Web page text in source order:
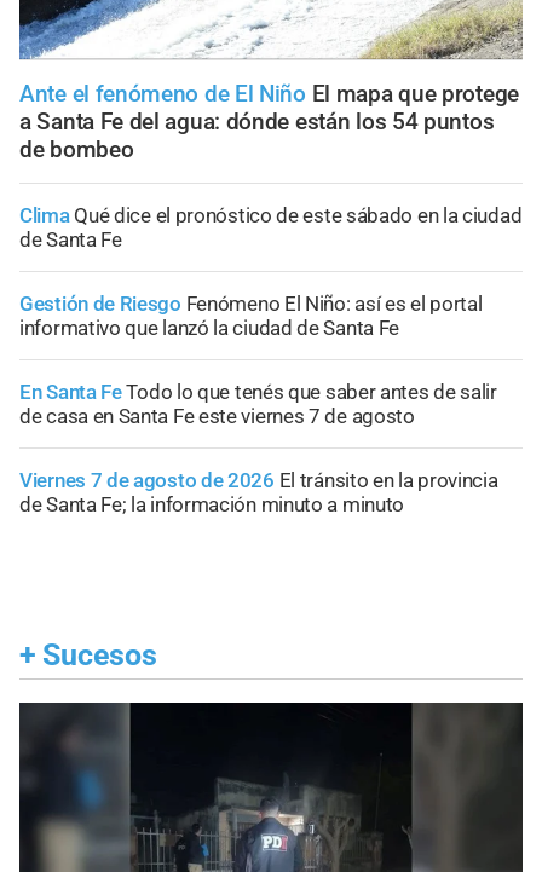
Ante el fenómeno de El Niño El mapa que protege
a Santa Fe del agua: dónde están los 54 puntos
de bombeo
Clima Qué dice el pronóstico de este sábado en la ciudad
de Santa Fe
Gestión de Riesgo Fenómeno El Niño: así es el portal
informativo que lanzó la ciudad de Santa Fe
En Santa FeTodo lo que tenés que saber antes de salir
de casa en Santa Fe este viernes 7 de agosto
Viernes 7 de agosto de 2026 El tránsito en la provincia
de Santa Fe; la información minuto a minuto
+ Sucesos